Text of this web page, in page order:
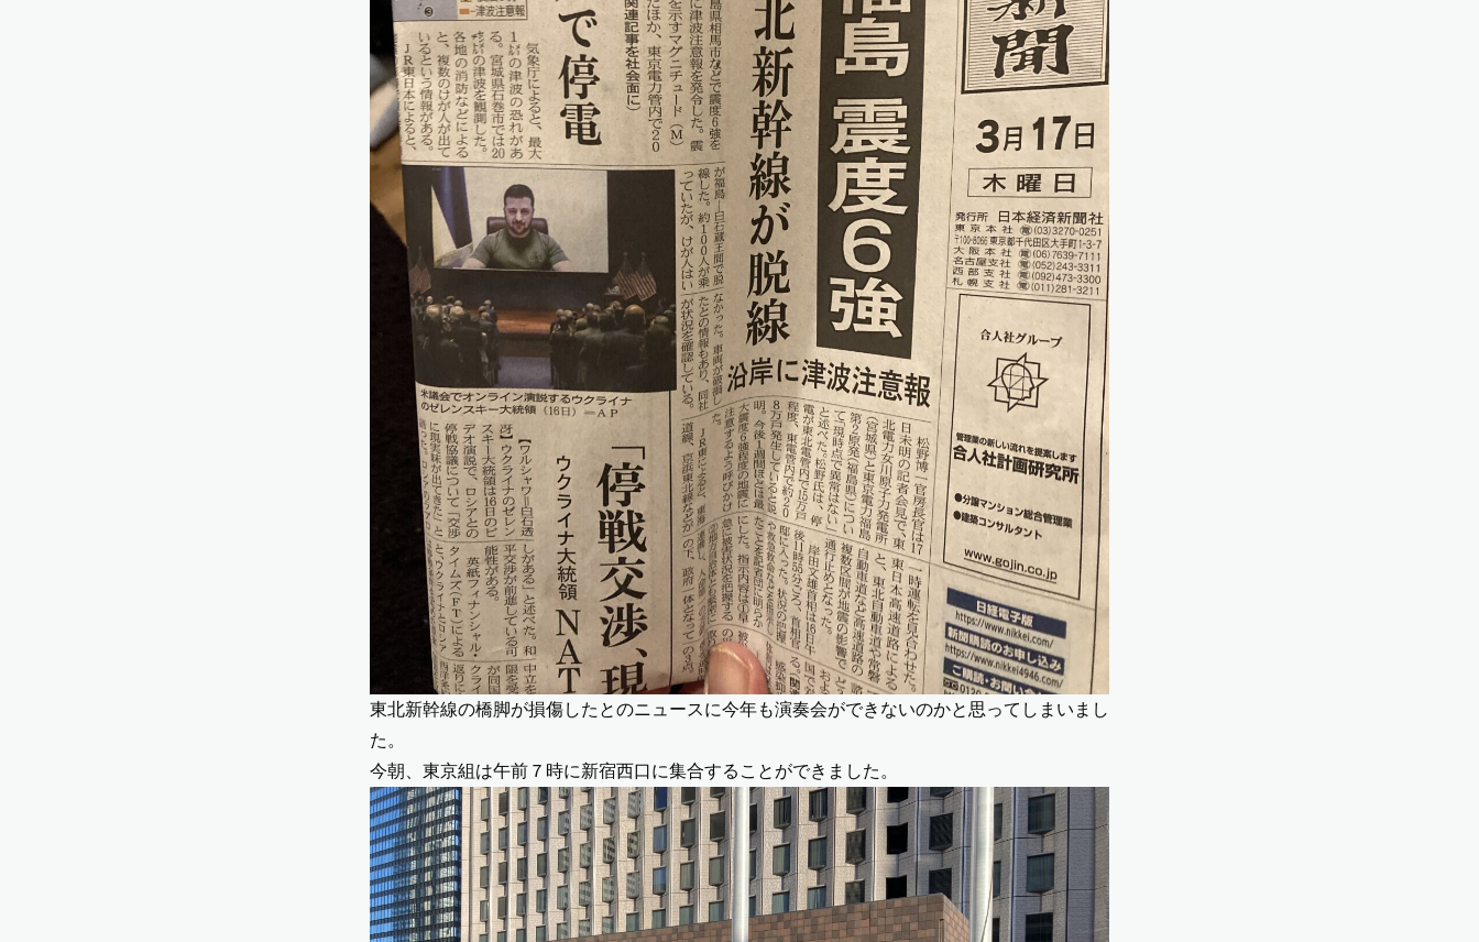
東北新幹線の橋脚が損傷したとのニュースに今年も演奏会ができないのかと思ってしまいまし
た。
今朝、東京組は午前７時に新宿西口に集合することができました。